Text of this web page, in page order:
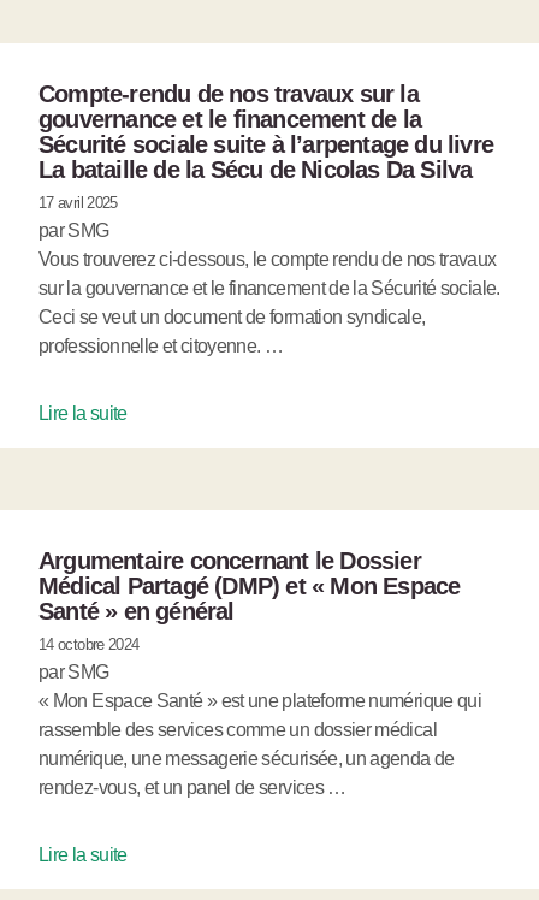
Compte-rendu de nos travaux sur la
gouvernance et le financement de la
Sécurité sociale suite à l’arpentage du livre
La bataille de la Sécu de Nicolas Da Silva
17 avril 2025
par SMG
Vous trouverez ci-dessous, le compte rendu de nos travaux
sur la gouvernance et le financement de la Sécurité sociale.
Ceci se veut un document de formation syndicale,
professionnelle et citoyenne. …
Lire la suite
Argumentaire concernant le Dossier
Médical Partagé (DMP) et « Mon Espace
Santé » en général
14 octobre 2024
par SMG
« Mon Espace Santé » est une plateforme numérique qui
rassemble des services comme un dossier médical
numérique, une messagerie sécurisée, un agenda de
rendez-vous, et un panel de services …
Lire la suite